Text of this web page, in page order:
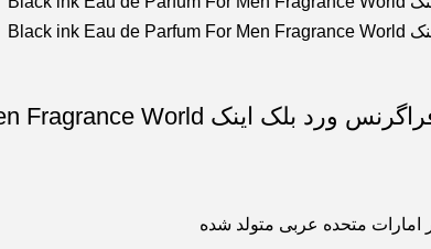
امارات متحده عربی متولد شده